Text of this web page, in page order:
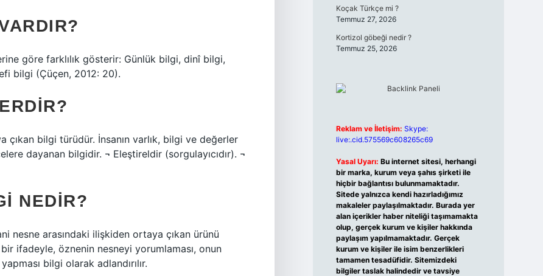
göre farklılık gösterir: Günlük bilgi, dinî bilgi,
bilgi (Çüçen, 2012: 20).
bilgi türüdür. İnsanın varlık, bilgi ve değerler
dayanan bilgidir. ¬ Eleştireldir (sorgulayıcıdır). ¬
NEDIR?
nesne arasındaki ilişkiden ortaya çıkan ürünü
ifadeyle, öznenin nesneyi yorumlaması, onun
bilgi olarak adlandırılır.
Koçak Türkçe mi ?
Temmuz 27, 2026
Kortizol göbeği nedir ?
Temmuz 25, 2026
Reklam ve İletişim: Skype:
live:.cid.575569c608265c69
Yasal Uyarı: Bu internet sitesi, herhangi
bir marka, kurum veya şahıs şirketi ile
hiçbir bağlantısı bulunmamaktadır.
Sitede yalnızca kendi hazırladığımız
makaleler paylaşılmaktadır. Burada yer
alan içerikler haber niteliği taşımamakta
olup, gerçek kurum ve kişiler hakkında
paylaşım yapılmamaktadır. Gerçek
kurum ve kişiler ile isim benzerlikleri
tamamen tesadüfidir. Sitemizdeki
bilgiler taslak halindedir ve tavsiye